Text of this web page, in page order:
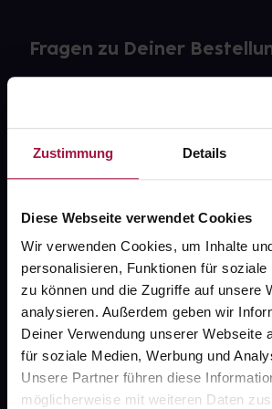
Zustimmung Details
Diese Webseite verwendet Cookies
Wir verwenden Cookies, um Inhalte
personalisieren, Funktionen für soziale
zu können und die Zugriffe auf unsere
analysieren. Außerdem geben wir
Deiner Verwendung unserer Webseite
für soziale Medien, Werbung und
Unsere Partner führen diese
möglicherweise mit weiteren Daten
Fragen zu Deiner
gesund.de
Über uns
Karriere
Newsletter